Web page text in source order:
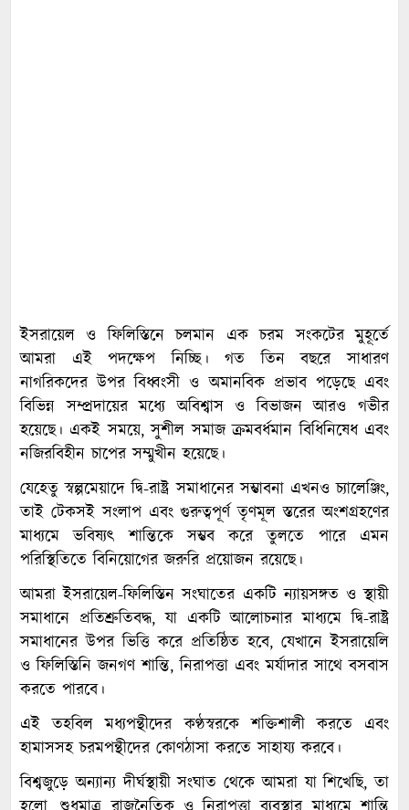
ইসরায়েল ও ফিলিস্তিনে চলমান এক চরম সংকটের মুহূর্তে
আমরা এই পদক্ষেপ নিচ্ছি। গত তিন বছরে সাধারণ
নাগরিকদের উপর বিধ্বংসী ও অমানবিক প্রভাব পড়েছে এবং
বিভিন্ন সম্প্রদায়ের মধ্যে অবিশ্বাস ও বিভাজন আরও গভীর
হয়েছে। একই সময়ে, সুশীল সমাজ ক্রমবর্ধমান বিধিনিষেধ এবং
নজিরবিহীন চাপের সম্মুখীন হয়েছে।
যেহেতু স্বল্পমেয়াদে দ্বি-রাষ্ট্র সমাধানের সম্ভাবনা এখনও চ্যালেঞ্জিং,
তাই টেকসই সংলাপ এবং গুরুত্বপূর্ণ তৃণমূল স্তরের অংশগ্রহণের
মাধ্যমে ভবিষ্যৎ শান্তিকে সম্ভব করে তুলতে পারে এমন
পরিস্থিতিতে বিনিয়োগের জরুরি প্রয়োজন রয়েছে।
আমরা ইসরায়েল-ফিলিস্তিন সংঘাতের একটি ন্যায়সঙ্গত ও স্থায়ী
সমাধানে প্রতিশ্রুতিবদ্ধ, যা একটি আলোচনার মাধ্যমে দ্বি-রাষ্ট্র
সমাধানের উপর ভিত্তি করে প্রতিষ্ঠিত হবে, যেখানে ইসরায়েলি
ও ফিলিস্তিনি জনগণ শান্তি, নিরাপত্তা এবং মর্যাদার সাথে বসবাস
করতে পারবে।
এই তহবিল মধ্যপন্থীদের কণ্ঠস্বরকে শক্তিশালী করতে এবং
হামাসসহ চরমপন্থীদের কোণঠাসা করতে সাহায্য করবে।
বিশ্বজুড়ে অন্যান্য দীর্ঘস্থায়ী সংঘাত থেকে আমরা যা শিখেছি, তা